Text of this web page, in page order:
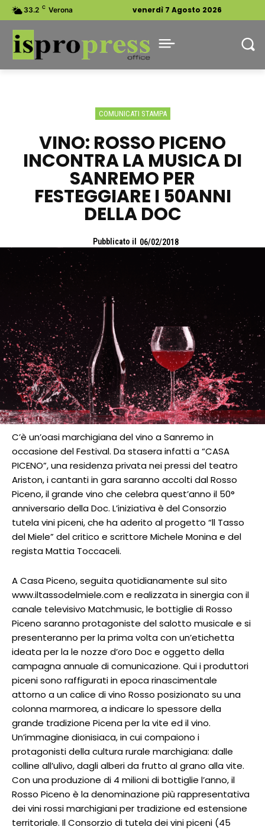
33.2 C Verona venerdì 7 Agosto 2026
COMUNICATI STAMPA
VINO: ROSSO PICENO
INCONTRA LA MUSICA DI
SANREMO PER
FESTEGGIARE I 50ANNI
DELLA DOC
Pubblicato il 06/02/2018
C’è un’oasi marchigiana del vino a Sanremo in
occasione del Festival. Da stasera infatti a “CASA
PICENO”, una residenza privata nei pressi del teatro
Ariston, i cantanti in gara saranno accolti dal Rosso
Piceno, il grande vino che celebra quest’anno il 50°
anniversario della Doc. L’iniziativa è del Consorzio
tutela vini piceni, che ha aderito al progetto “ll Tasso
del Miele” del critico e scrittore Michele Monina e del
regista Mattia Toccaceli.
A Casa Piceno, seguita quotidianamente sul sito
www.iltassodelmiele.com e realizzata in sinergia con il
canale televisivo Matchmusic, le bottiglie di Rosso
Piceno saranno protagoniste del salotto musicale e si
presenteranno per la prima volta con un’etichetta
ideata per la le nozze d’oro Doc e oggetto della
campagna annuale di comunicazione. Qui i produttori
piceni sono raffigurati in epoca rinascimentale
attorno a un calice di vino Rosso posizionato su una
colonna marmorea, a indicare lo spessore della
grande tradizione Picena per la vite ed il vino.
Un’immagine dionisiaca, in cui compaiono i
protagonisti della cultura rurale marchigiana: dalle
colline all’ulivo, dagli alberi da frutto al grano alla vite.
Con una produzione di 4 milioni di bottiglie l’anno, il
Rosso Piceno è la denominazione più rappresentativa
dei vini rossi marchigiani per tradizione ed estensione
territoriale. Il Consorzio di tutela dei vini piceni (45